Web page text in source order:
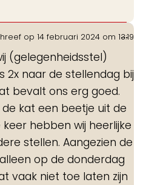
op 14 februari 2024 om 13:19
(gelegenheidsstel)
2x naar de stellendag bij
bevalt ons erg goed.
de kat een beetje uit de
hebben wij heerlijke
stellen. Aangezien de
op de donderdag
vaak niet toe laten zijn
...